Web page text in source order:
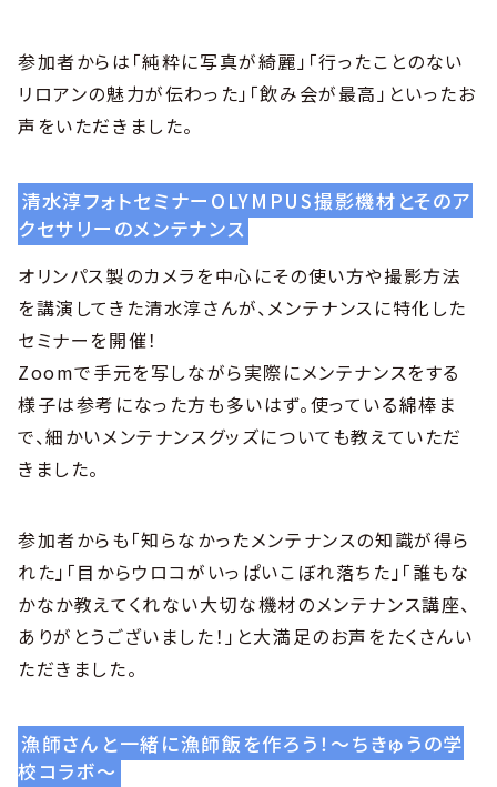
参加者からは「純粋に写真が綺麗」「行ったことのない
リロアンの魅力が伝わった」「飲み会が最高」といったお
声をいただきました。
清水淳フォトセミナーOLYMPUS撮影機材とそのア
クセサリーのメンテナンス
オリンパス製のカメラを中心にその使い方や撮影方法
を講演してきた清水淳さんが、メンテナンスに特化した
セミナーを開催！
Zoomで手元を写しながら実際にメンテナンスをする
様子は参考になった方も多いはず。使っている綿棒ま
で、細かいメンテナンスグッズについても教えていただ
きました。
参加者からも「知らなかったメンテナンスの知識が得ら
れた」「目からウロコがいっぱいこぼれ落ちた」「誰もな
かなか教えてくれない大切な機材のメンテナンス講座、
ありがとうございました！」と大満足のお声をたくさんい
ただきました。
漁師さんと一緒に漁師飯を作ろう！〜ちきゅうの学
校コラボ〜